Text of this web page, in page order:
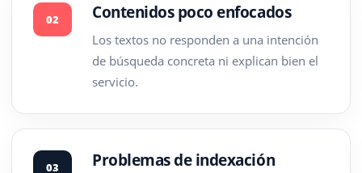
02 Contenidos poco enfocados
Los textos no responden a una intención
de búsqueda concreta ni explican bien el
servicio.
03 Problemas de indexación